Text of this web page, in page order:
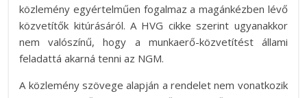
közlemény egyértelműen fogalmaz a magánkézben lévő
közvetítők kitúrásáról. A HVG cikke szerint ugyanakkor
nem valószínű, hogy a munkaerő-közvetítést állami
feladattá akarná tenni az NGM.
A közlemény szövege alapján a rendelet nem vonatkozik